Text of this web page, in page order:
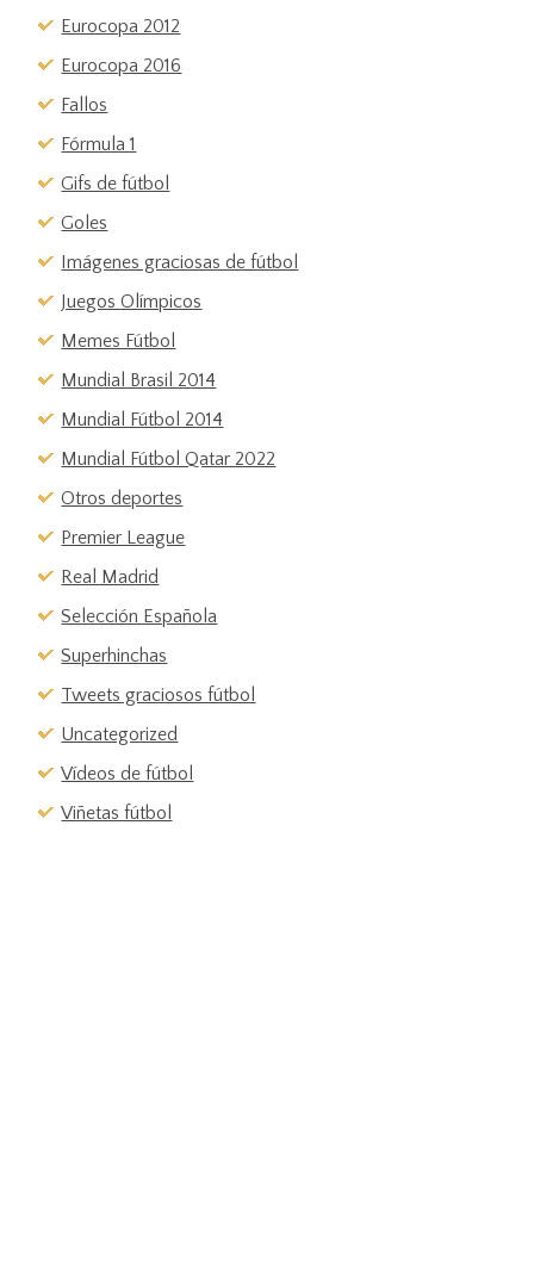
Eurocopa 2012
Eurocopa 2016
Fallos
Fórmula 1
Gifs de fútbol
Goles
Imágenes graciosas de fútbol
Juegos Olímpicos
Memes Fútbol
Mundial Brasil 2014
Mundial Fútbol 2014
Mundial Fútbol Qatar 2022
Otros deportes
Premier League
Real Madrid
Selección Española
Superhinchas
Tweets graciosos fútbol
Uncategorized
Vídeos de fútbol
Viñetas fútbol